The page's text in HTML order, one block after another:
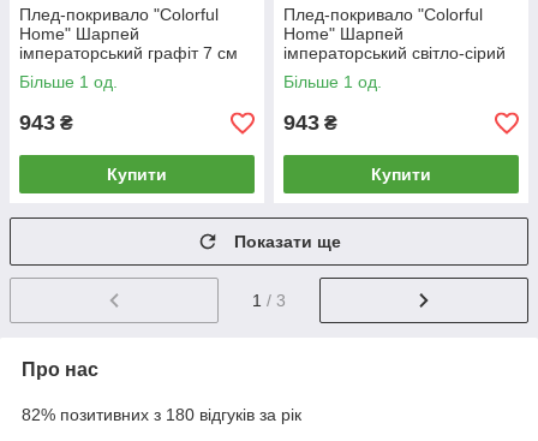
Плед-покривало "Colorful
Home" Шарпей
імператорський графіт 7 см
(200x220cм)
Більше 1 од.
943 ₴
Купити
Плед-покривало "Colorful
Home" Шарпей
імператорський світло-сірий
7 см (200x220cм)
Більше 1 од.
943 ₴
Купити
Показати ще
1 / 3
Про нас
82% позитивних з 180 відгуків за рік